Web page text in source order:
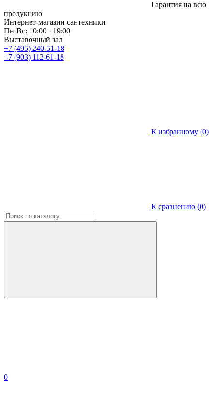
Гарантия на всю
продукцию
Интернет-магазин сантехники
Пн-Вс: 10:00 - 19:00
Выставочный зал
+7 (495) 240-51-18
+7 (903) 112-61-18
К избранному (0)
К сравнению (0)
0